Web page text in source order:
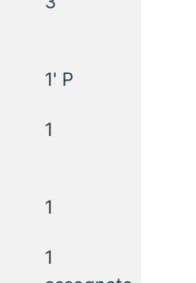
1' P
1
1
1